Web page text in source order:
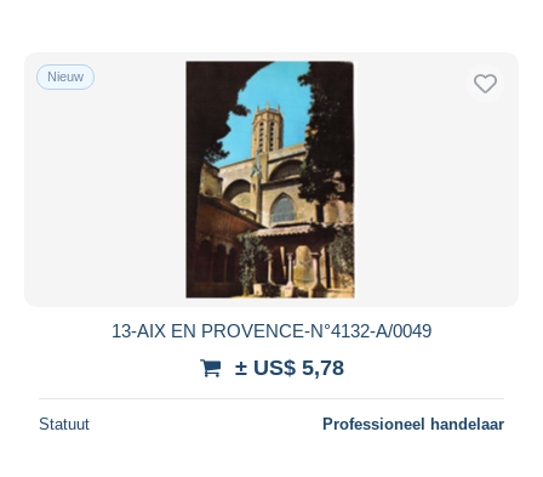
Nieuw
13-AIX EN PROVENCE-N°4132-A/0049
± US$ 5,78
Statuut Professioneel handelaar